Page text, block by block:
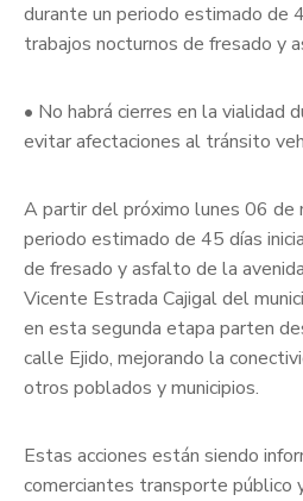
durante un periodo estimado de
trabajos nocturnos de fresado y
• No habrá cierres en la vialidad
evitar afectaciones al tránsito
A partir del próximo lunes 06 de
periodo estimado de 45 días
de fresado y asfalto de la
Vicente Estrada Cajigal del
en esta segunda etapa parten
calle Ejido, mejorando la
otros poblados y municipios.
Estas acciones están siendo
comerciantes transporte público